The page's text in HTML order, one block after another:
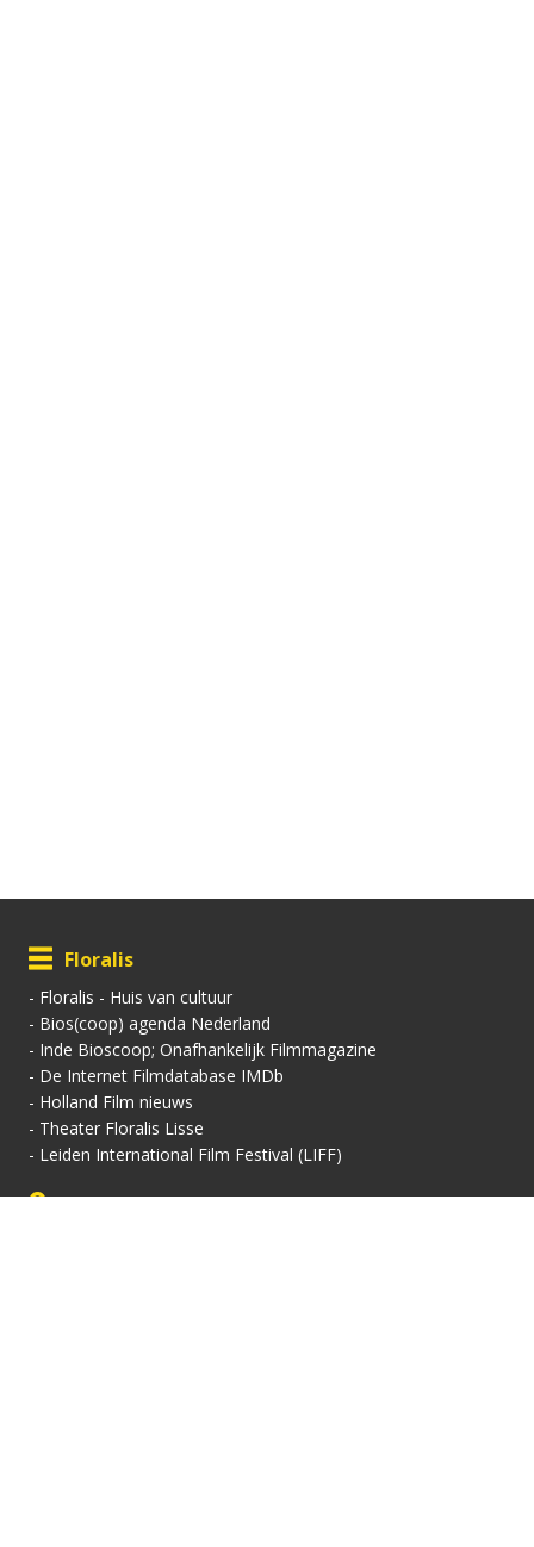
Floralis
- Floralis - Huis van cultuur
- Bios(coop) agenda Nederland
- Inde Bioscoop; Onafhankelijk Filmmagazine
- De Internet Filmdatabase IMDb
- Holland Film nieuws
- Theater Floralis Lisse
- Leiden International Film Festival (LIFF)
Contactgegevens